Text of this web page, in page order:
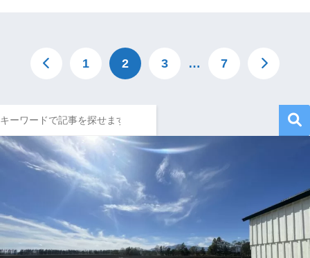
1 2 3 … 7